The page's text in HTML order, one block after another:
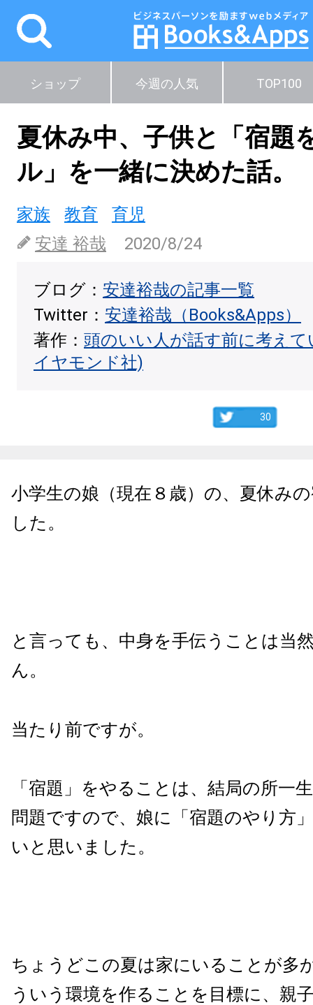
ショップ 今週の人気 TOP100
夏休み中、子供と「宿題
ル」を一緒に決めた話。
家族 教育
育児
安達 裕哉
2020/8/24
ブログ： 安達裕哉の記事一覧
Twitter： 安達裕哉（Books&Apps）
著作： 頭のいい人が話す前に考え
イヤモンド社)
30
小学生の娘（現在８歳）の、夏休み
した。
と言っても、中身を手伝うことは当
ん。
当たり前ですが。
「宿題」をやることは、結局の所一
問題ですので、娘に「宿題のやり方
いと思いました。
ちょうどこの夏は家にいることが多
ういう環境を作ることを目標に、親